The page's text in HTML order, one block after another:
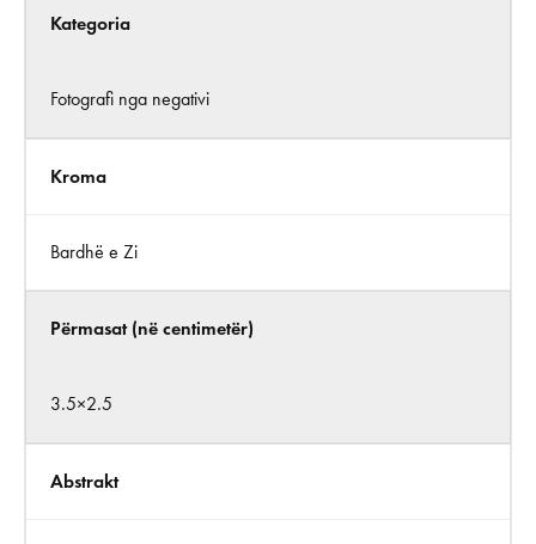
Kategoria
Fotografi nga negativi
Kroma
Bardhë e Zi
Përmasat (në centimetër)
3.5×2.5
Abstrakt